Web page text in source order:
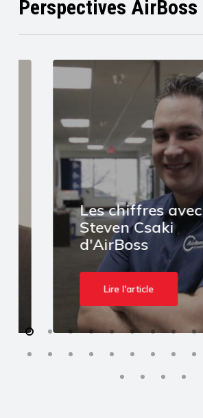
Perspectives AirBoss
Les chiffres avec
Steven Csaki
d'AirBoss
Lire l'article